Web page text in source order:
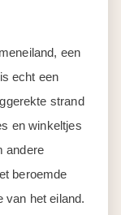
een
echt een
strand
en winkeltjes
andere
beroemde
van het eiland.